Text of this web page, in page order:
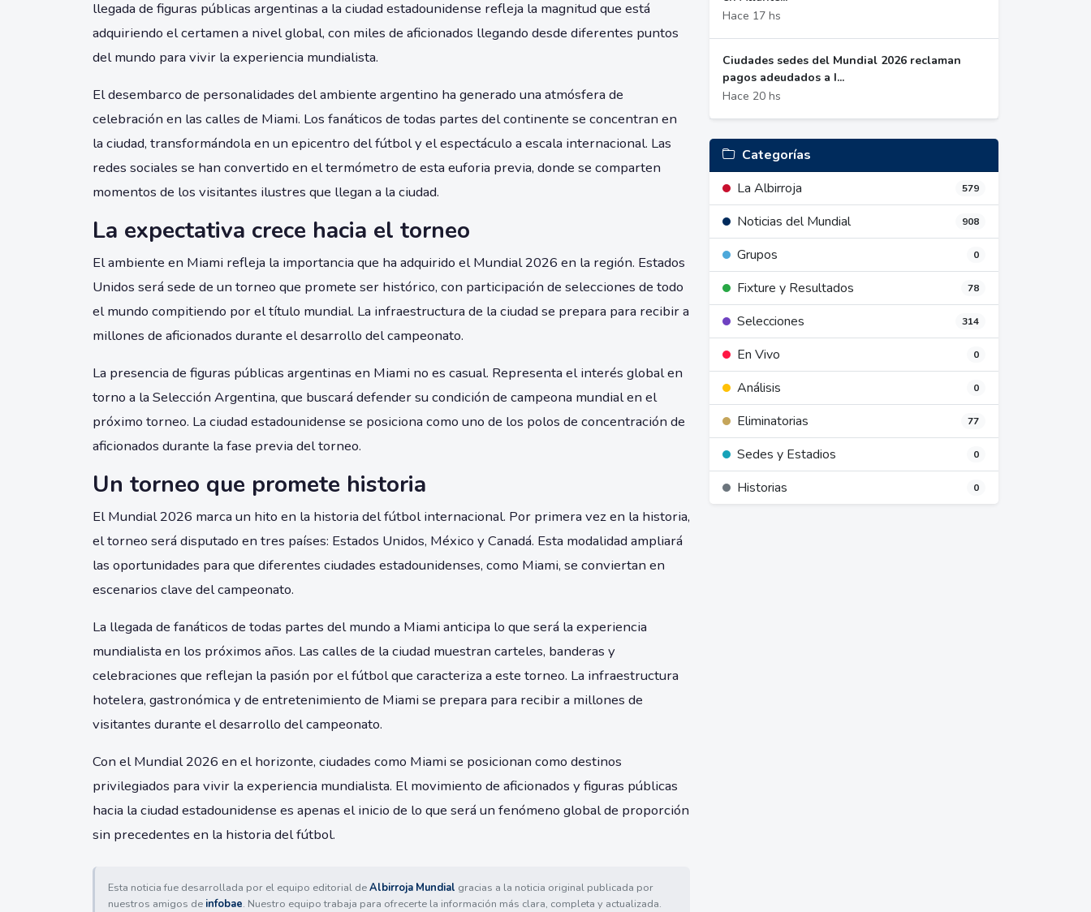
llegada de figuras públicas argentinas a la ciudad estadounidense refleja la magnitud que está
adquiriendo el certamen a nivel global, con miles de aficionados llegando desde diferentes puntos
del mundo para vivir la experiencia mundialista.
El desembarco de personalidades del ambiente argentino ha generado una atmósfera de
celebración en las calles de Miami. Los fanáticos de todas partes del continente se concentran en
la ciudad, transformándola en un epicentro del fútbol y el espectáculo a escala internacional. Las
redes sociales se han convertido en el termómetro de esta euforia previa, donde se comparten
momentos de los visitantes ilustres que llegan a la ciudad.
La expectativa crece hacia el torneo
El ambiente en Miami refleja la importancia que ha adquirido el Mundial 2026 en la región. Estados
Unidos será sede de un torneo que promete ser histórico, con participación de selecciones de todo
el mundo compitiendo por el título mundial. La infraestructura de la ciudad se prepara para recibir a
millones de aficionados durante el desarrollo del campeonato.
La presencia de figuras públicas argentinas en Miami no es casual. Representa el interés global en
torno a la Selección Argentina, que buscará defender su condición de campeona mundial en el
próximo torneo. La ciudad estadounidense se posiciona como uno de los polos de concentración de
aficionados durante la fase previa del torneo.
Un torneo que promete historia
El Mundial 2026 marca un hito en la historia del fútbol internacional. Por primera vez en la historia,
el torneo será disputado en tres países: Estados Unidos, México y Canadá. Esta modalidad ampliará
las oportunidades para que diferentes ciudades estadounidenses, como Miami, se conviertan en
escenarios clave del campeonato.
La llegada de fanáticos de todas partes del mundo a Miami anticipa lo que será la experiencia
mundialista en los próximos años. Las calles de la ciudad muestran carteles, banderas y
celebraciones que reflejan la pasión por el fútbol que caracteriza a este torneo. La infraestructura
hotelera, gastronómica y de entretenimiento de Miami se prepara para recibir a millones de
visitantes durante el desarrollo del campeonato.
Con el Mundial 2026 en el horizonte, ciudades como Miami se posicionan como destinos
privilegiados para vivir la experiencia mundialista. El movimiento de aficionados y figuras públicas
hacia la ciudad estadounidense es apenas el inicio de lo que será un fenómeno global de proporción
sin precedentes en la historia del fútbol.
Esta noticia fue desarrollada por el equipo editorial deAlbirroja Mundial gracias a la noticia original publicada por
nuestros amigos de infobae. Nuestro equipo trabaja para ofrecerte la información más clara, completa y actualizada.
Hace 17 hs
Ciudades sedes del Mundial 2026 reclaman
pagos adeudados a I...
Hace 20 hs
Categorías
La Albirroja
579
Noticias del Mundial 908
Grupos 0
Fixture y Resultados 78
Selecciones 314
En Vivo 0
Análisis 0
Eliminatorias 77
Sedes y Estadios 0
Historias 0